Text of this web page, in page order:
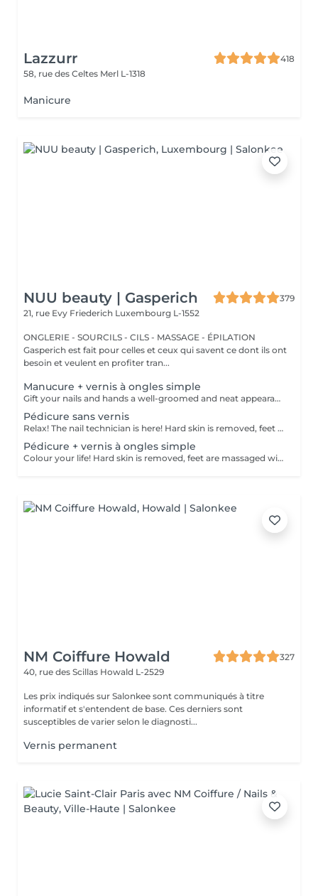
Lazzurr
418
58, rue des Celtes Merl L-1318
Manicure
NUU beauty | Gasperich
379
21, rue Evy Friederich Luxembourg L-1552
ONGLERIE - SOURCILS - CILS - MASSAGE - ÉPILATION
Gasperich est fait pour celles et ceux qui savent ce dont ils ont
besoin et veulent en profiter tran...
Manucure + vernis à ongles simple
Gift your nails and hands a well-groomed and neat appearance! Your technician will effectively remove dead skin cells, shape and file nails, and buff the outer surface. A regular nail polish is applied at the end of this treatment. Our masters do edged, hardware, or combined manicure. How is manicure with simple nail polish done? - rough skin is removed - the shape of the nail plate is corrected - the cuticle and side ridges are corrected - nail polish is applied - cuticle oil and hand cream are applied Age restrictions: recommended to do from 14 years. Post procedure recommendations: there are no post recommendations for this procedure. Frequency: once in 3 weeks.
Pédicure sans vernis
Relax! The nail technician is here! Hard skin is removed, feet are massaged with deep conditioning creams leaving them softer and smoother. Cuticles will be made neat and tidy and toenails will be perfectly shaped. Our masters do hardware pedicure. How is pedicure without polish done? - rough skin is removed - the shape of the nail plate is corrected - heels are cleaned - the cuticle and side ridges are corrected - cuticle oil and feet cream are applied Age restrictions: recommended to do from 14 years. Post procedure recommendations: there are no post recommendations for this procedure. Frequency: once in 3-4 weeks.
Pédicure + vernis à ongles simple
Colour your life! Hard skin is removed, feet are massaged with deep conditioning creams leaving them softer and smoother. Cuticles will be made neat and tidy and toenails will be perfectly shaped. A regular nail polish is applied at the end of this treatment. Our masters do hardware pedicure. How is pedicure + simple nail polish done? - rough skin is removed - the shape of the nail plate is corrected - heels are cleaned - the cuticle and side ridges are corrected - nail polish is applied - cuticle oil and feet cream is applied Age restrictions: recommended to do from 14 years. Post procedure recommendations: there are no post recommendations for this procedure. Frequency: once in 3-4 weeks.
NM Coiffure Howald
327
40, rue des Scillas Howald L-2529
Les prix indiqués sur Salonkee sont communiqués à titre
informatif et s'entendent de base. Ces derniers sont
susceptibles de varier selon le diagnosti...
Vernis permanent